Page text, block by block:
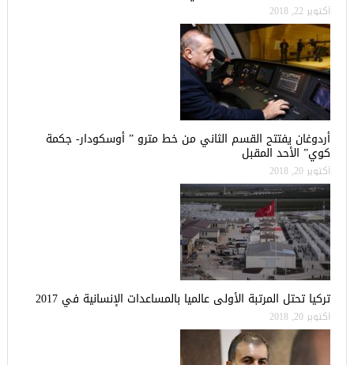
أكتوبر 22, 2018
أردوغان يفتتح القسم الثاني من خط مترو ” أوسكودار- جكمة
كوي” الأحد المقبل
أكتوبر 20, 2018
تركيا تحتل المرتبة الأولى عالميا بالمساعدات الإنسانية في 2017
أكتوبر 20, 2018